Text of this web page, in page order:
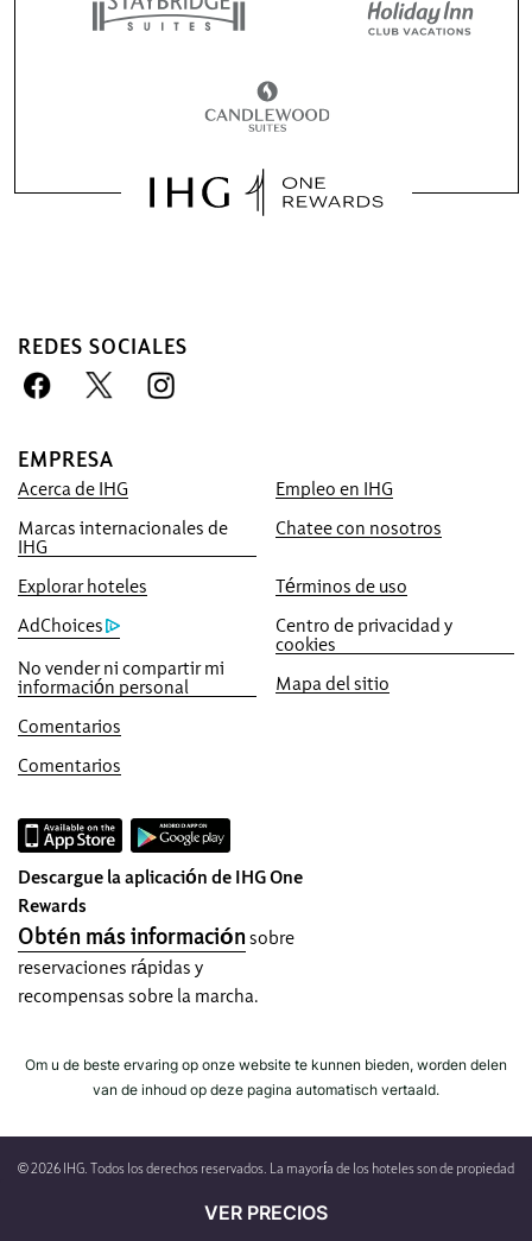
VER PRECIOS
REDES SOCIALES
EMPRESA
Acerca de IHG
Empleo en IHG
Marcas internacionales de
IHG
Chatee con nosotros
Explorar hoteles
Términos de uso
AdChoices
Centro de privacidad y
cookies
No vender ni compartir mi
información personal
Mapa del sitio
Comentarios
Comentarios
Descargue la aplicación de IHG One
Rewards
Obtén más información sobre
reservaciones rápidas y
recompensas sobre la marcha.
Ventaja de reservar con
nosotros
Mejor precio garantizado
Le prometemos el precio más bajo
disponible en línea, o lo igualaremos y le
otorgaremos cinco veces los puntos IHG®
One Rewards, hasta un máximo de
40,000puntos.
Garantía de reserva por Internet
No cobramos ninguna comisión por
reservar directamente con nosotros.
Privacidad de datos y seguridad del sitio
IHG se toma con seriedad su privacidad y
se esfuerza en protegerla. Toda la
información que proporciona está
encriptada y segura.
Om u de beste ervaring op onze website te kunnen bieden, worden delen
van de inhoud op deze pagina automatisch vertaald.
© 2026 IHG. Todos los derechos reservados. La mayoría de los hoteles son de propiedad